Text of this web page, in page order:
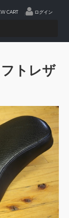
CART ログイン
トレザ